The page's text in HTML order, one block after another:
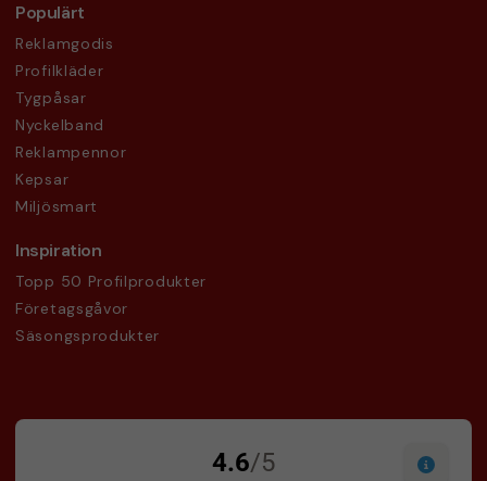
Populärt
Reklamgodis
Profilkläder
Tygpåsar
Nyckelband
Reklampennor
Kepsar
Miljösmart
Inspiration
Topp 50 Profilprodukter
Företagsgåvor
Säsongsprodukter